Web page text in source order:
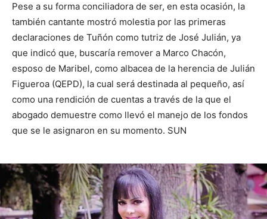
Pese a su forma conciliadora de ser, en esta ocasión, la
también cantante mostró molestia por las primeras
declaraciones de Tuñón como tutriz de José Julián, ya
que indicó que, buscaría remover a Marco Chacón,
esposo de Maribel, como albacea de la herencia de Julián
Figueroa (QEPD), la cual será destinada al pequeño, así
como una rendición de cuentas a través de la que el
abogado demuestre como llevó el manejo de los fondos
que se le asignaron en su momento. SUN